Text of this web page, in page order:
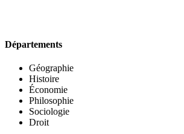
Départements
Géographie
Histoire
Économie
Philosophie
Sociologie
Droit